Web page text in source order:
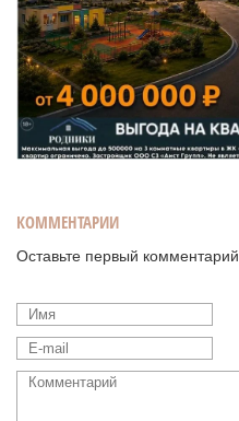
КОММЕНТАРИИ
Оставьте первый комментарий